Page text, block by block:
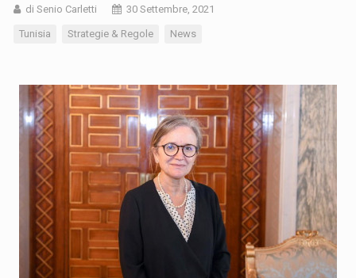
di Senio Carletti 30 Settembre, 2021
Tunisia Strategie & Regole News